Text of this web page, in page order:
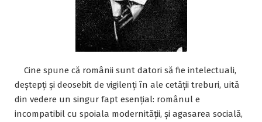
Cine spune că românii sunt datori să fie intelectuali,
deștepți și deosebit de vigilenți în ale cetății treburi, uită
din vedere un singur fapt esențial: românul e
incompatibil cu spoiala modernității, și agasarea socială,